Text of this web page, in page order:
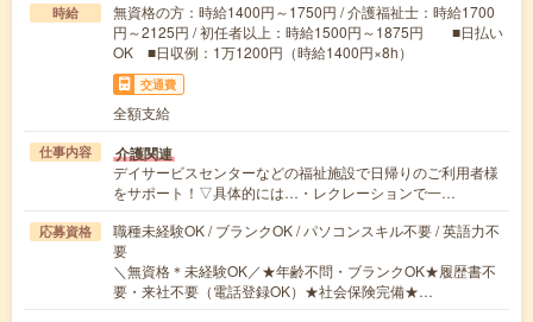
時給
無資格の方：時給1400円～1750円 / 介護福祉士：時給1700
円～2125円 / 初任者以上：時給1500円～1875円 ■日払い
OK ■日収例：1万1200円（時給1400円×8h）
交通費
全額支給
仕事内容 介護関連
デイサービスセンターなどの福祉施設で日帰りのご利用者様
をサポート！▽具体的には…・レクレーションで一…
応募資格
職種未経験OK / ブランクOK / パソコンスキル不要 / 英語力不
要
＼無資格＊未経験OK／★年齢不問・ブランクOK★履歴書不
要・来社不要（電話登録OK）★社会保険完備★…